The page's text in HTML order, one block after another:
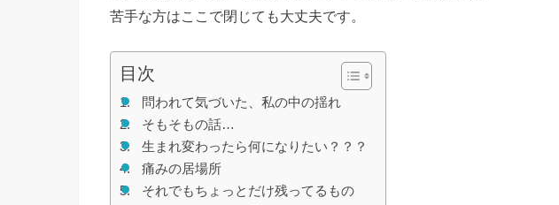
苦手な方はここで閉じても大丈夫です。
目次
問われて気づいた、私の中の揺れ
そもそもの話…
生まれ変わったら何になりたい？？？
痛みの居場所
それでもちょっとだけ残ってるもの